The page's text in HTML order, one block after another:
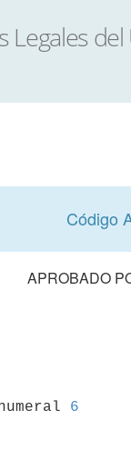
Código
APROBADO
6